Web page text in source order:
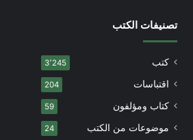
تصنيفات الكتب
كتب 3٬245
اقتباسات 204
كتاب ومؤلفون 59
موضوعات من الكتب 24